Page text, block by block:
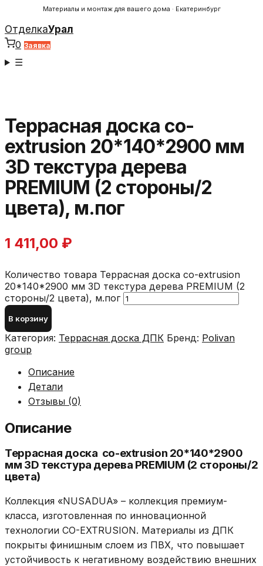
Материалы и монтаж для вашего дома · Екатеринбург
ОтделкаУрал
0 Заявка
☰
Террасная доска co-
extrusion 20*140*2900 мм
3D текстура дерева
PREMIUM (2 стороны/2
цвета), м.пог
1 411,00 ₽
Количество товара Террасная доска co-extrusion
20*140*2900 мм 3D текстура дерева PREMIUM (2
стороны/2 цвета), м.пог
В корзину
Категория: Террасная доска ДПК Бренд: Polivan
group
Описание
Детали
Отзывы (0)
Описание
Террасная доска co-extrusion 20*140*2900
мм 3D текстура дерева PREMIUM (2 стороны/2
цвета)
Коллекция «NUSADUA» – коллекция премиум-
класса, изготовленная по инновационной
технологии CO-EXTRUSION. Материалы из ДПК
покрыты финишным слоем из ПВХ, что повышает
устойчивость к негативному воздействию внешних